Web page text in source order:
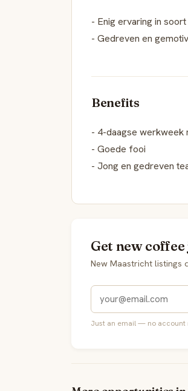
- Enig ervaring in
- Gedreven en
Benefits
- 4-daagse werkweek
- Goede fooi
- Jong en gedreven
Get new
New Maastricht listings
Just an email — no account